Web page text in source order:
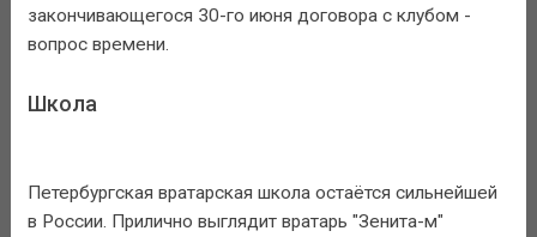
закончивающегося 30-го июня договора с клубом -
вопрос времени.
Школа
Петербургская вратарская школа остаётся сильнейшей
в России. Прилично выглядит вратарь "Зенита-м"